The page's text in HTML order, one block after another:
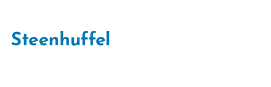
Steenhuffel